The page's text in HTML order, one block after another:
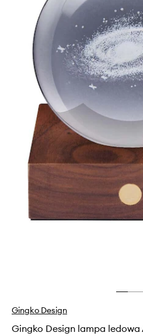
Gingko Design
Gingko Design lampa